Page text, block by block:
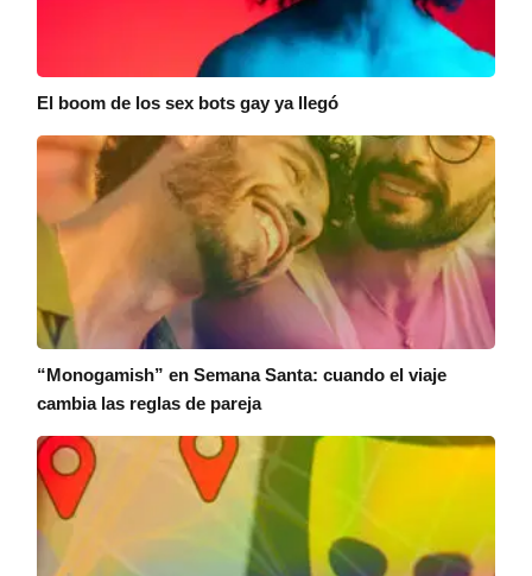
El boom de los sex bots gay ya llegó
“Monogamish” en Semana Santa: cuando el viaje
cambia las reglas de pareja